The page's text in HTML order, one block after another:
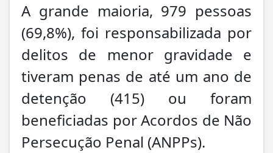
A grande maioria, 979 pessoas
(69,8%), foi responsabilizada por
delitos de menor gravidade e
tiveram penas de até um ano de
detenção (415) ou foram
beneficiadas por Acordos de Não
Persecução Penal (ANPPs).